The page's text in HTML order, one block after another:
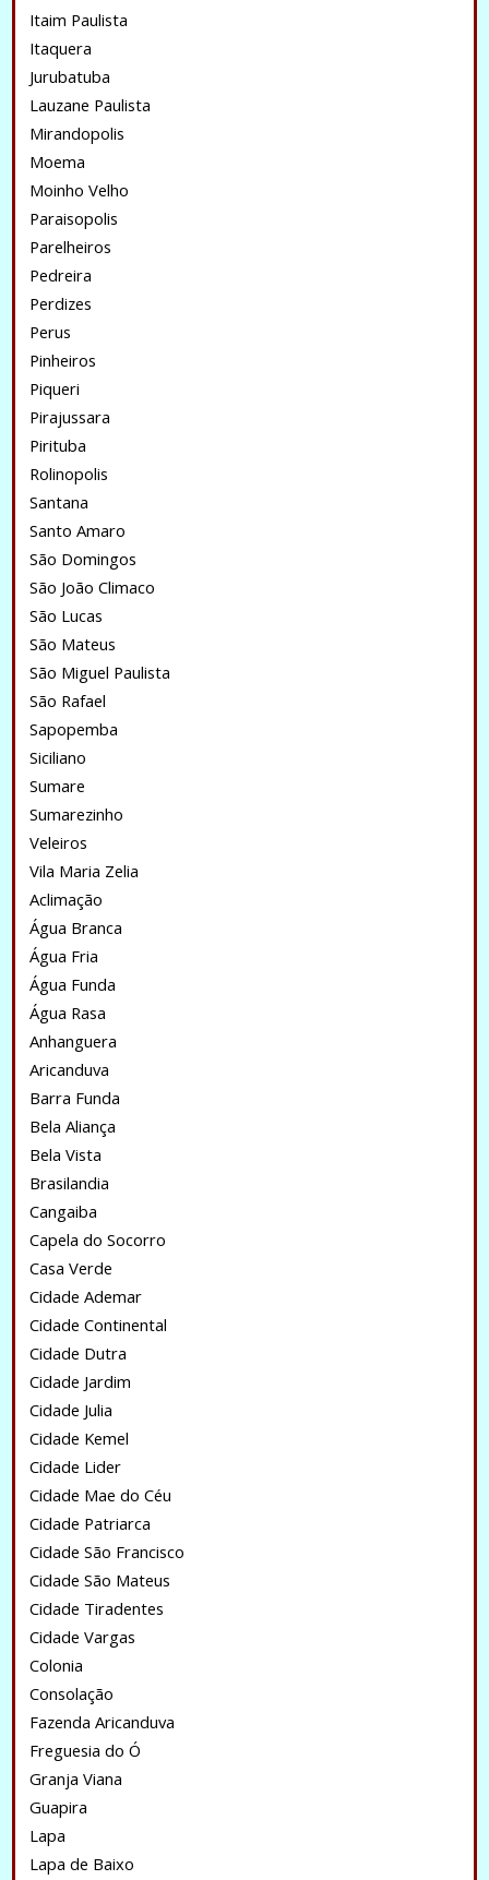
Itaim Paulista
Itaquera
Jurubatuba
Lauzane Paulista
Mirandopolis
Moema
Moinho Velho
Paraisopolis
Parelheiros
Pedreira
Perdizes
Perus
Pinheiros
Piqueri
Pirajussara
Pirituba
Rolinopolis
Santana
Santo Amaro
São Domingos
São João Climaco
São Lucas
São Mateus
São Miguel Paulista
São Rafael
Sapopemba
Siciliano
Sumare
Sumarezinho
Veleiros
Vila Maria Zelia
Aclimação
Água Branca
Água Fria
Água Funda
Água Rasa
Anhanguera
Aricanduva
Barra Funda
Bela Aliança
Bela Vista
Brasilandia
Cangaiba
Capela do Socorro
Casa Verde
Cidade Ademar
Cidade Continental
Cidade Dutra
Cidade Jardim
Cidade Julia
Cidade Kemel
Cidade Lider
Cidade Mae do Céu
Cidade Patriarca
Cidade São Francisco
Cidade São Mateus
Cidade Tiradentes
Cidade Vargas
Colonia
Consolação
Fazenda Aricanduva
Freguesia do Ó
Granja Viana
Guapira
Lapa
Lapa de Baixo